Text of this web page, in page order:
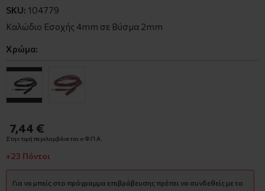
SKU: 104779
Καλώδιο Εσοχής 4mm σε Βύσμα 2mm
Χρώμα:
7,44 €
Στην τιμή περιλαμβάνεται ο Φ.Π.Α.
+23 Πόντοι
Για να μπείς στο πρόγραμμα επιβράβευσης πρέπει να συνδεθείς με το